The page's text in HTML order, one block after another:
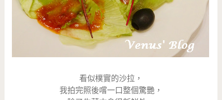
看似樸實的沙拉，
我拍完照後嚐一口整個驚艷，